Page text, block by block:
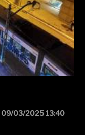
09/03/2025 13:40